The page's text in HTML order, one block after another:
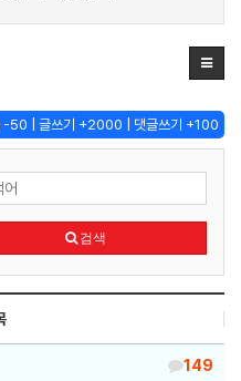
-50 | 글쓰기 +2000 | 댓글쓰기 +100
검색
149